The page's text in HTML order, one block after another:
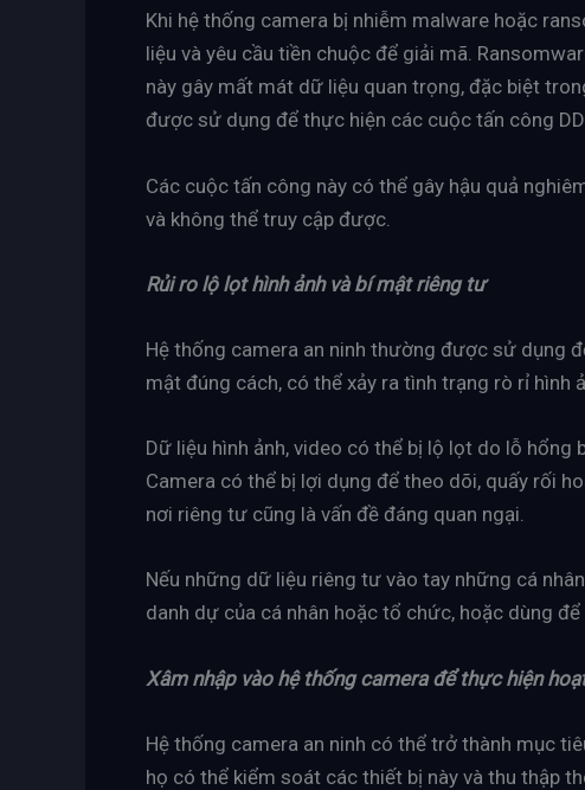
Khi hệ thống camera bị nhiễm malware hoặc
liệu và yêu cầu tiền chuộc để giải mã.
này gây mất mát dữ liệu quan trọng, đặc biệt
được sử dụng để thực hiện các cuộc tấn công
Các cuộc tấn công này có thể gây hậu quả
và không thể truy cập được.
Rủi ro lộ lọt hình ảnh và bí mật riêng tư
Hệ thống camera an ninh thường được sử dụng
mật đúng cách, có thể xảy ra tình trạng rò rỉ hình
Dữ liệu hình ảnh, video có thể bị lộ lọt do lỗ
Camera có thể bị lợi dụng để theo dõi, quấy rối
nơi riêng tư cũng là vấn đề đáng quan ngại.
Nếu những dữ liệu riêng tư vào tay những cá
danh dự của cá nhân hoặc tổ chức, hoặc dùng
Xâm nhập vào hệ thống camera để thực hiện
Hệ thống camera an ninh có thể trở thành mục
họ có thể kiểm soát các thiết bị này và thu thập